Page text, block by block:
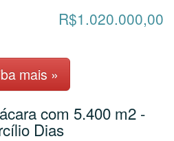
R$1.020.000,00
mais »
com 5.400 m2 -
Dias